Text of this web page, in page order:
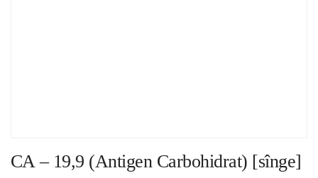
СА – 19,9 (Antigen Carbohidrat) [sînge]